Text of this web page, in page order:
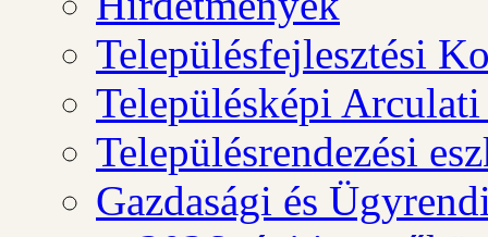
Településfejlesztési
Településképi
Településrendezési
Gazdasági és